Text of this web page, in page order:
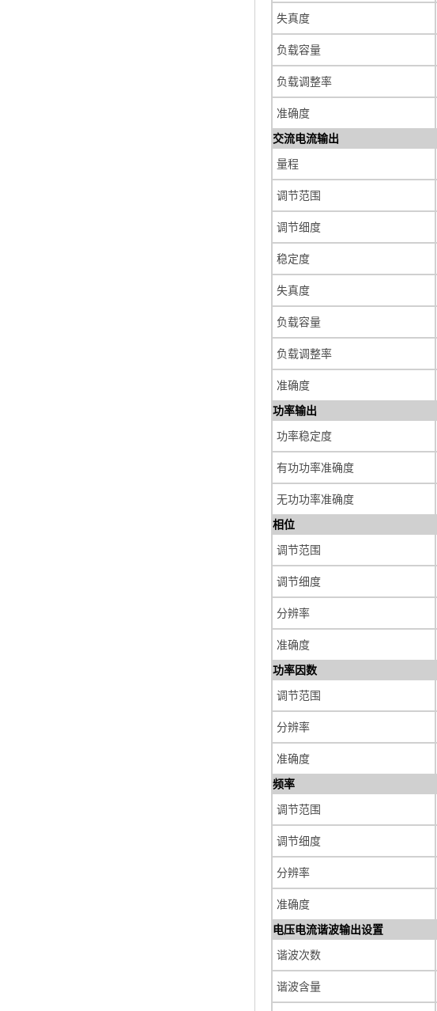
失真度
负载容量
负载调整率
准确度
交流电流输出
量程
调节范围
调节细度
稳定度
失真度
负载容量
负载调整率
准确度
功率输出
功率稳定度
有功功率准确度
无功功率准确度
相位
调节范围
调节细度
分辨率
准确度
功率因数
调节范围
分辨率
准确度
频率
调节范围
调节细度
分辨率
准确度
电压电流谐波输出设置
谐波次数
谐波含量